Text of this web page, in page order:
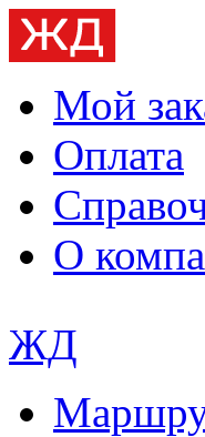
Мой
Оплата
О
ЖД